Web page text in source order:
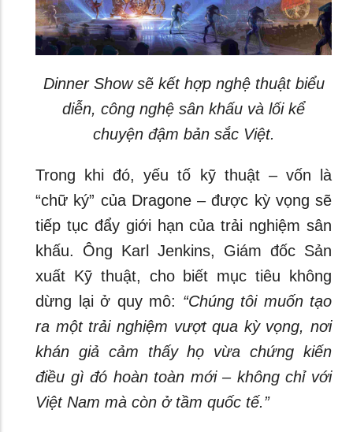
Dinner Show sẽ kết hợp nghệ thuật biểu
diễn, công nghệ sân khấu và lối kể
chuyện đậm bản sắc Việt.
Trong khi đó, yếu tố kỹ thuật – vốn là
“chữ ký” của Dragone – được kỳ vọng sẽ
tiếp tục đẩy giới hạn của trải nghiệm sân
khấu. Ông Karl Jenkins, Giám đốc Sản
xuất Kỹ thuật, cho biết mục tiêu không
dừng lại ở quy mô: “Chúng tôi muốn tạo
ra một trải nghiệm vượt qua kỳ vọng, nơi
khán giả cảm thấy họ vừa chứng kiến
điều gì đó hoàn toàn mới – không chỉ với
Việt Nam mà còn ở tầm quốc tế.”